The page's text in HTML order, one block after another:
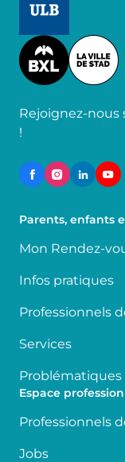
Image
Rejoignez-nous
!
Parents, enfants
Mon Rendez-
Infos pratiques
Professionnels
Services
Problématiques
Espace
Professionnels
Jobs